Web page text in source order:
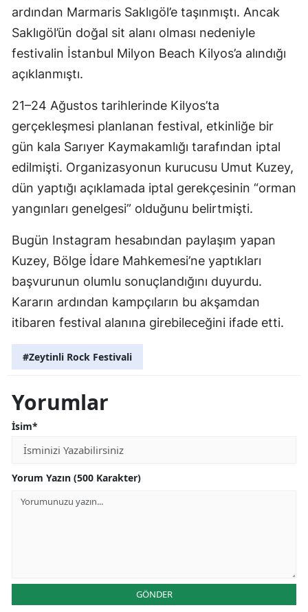
ardından Marmaris Saklıgöl’e taşınmıştı. Ancak
Saklıgöl’ün doğal sit alanı olması nedeniyle
festivalin İstanbul Milyon Beach Kilyos’a alındığı
açıklanmıştı.
21–24 Ağustos tarihlerinde Kilyos’ta
gerçekleşmesi planlanan festival, etkinliğe bir
gün kala Sarıyer Kaymakamlığı tarafından iptal
edilmişti. Organizasyonun kurucusu Umut Kuzey,
dün yaptığı açıklamada iptal gerekçesinin “orman
yangınları genelgesi” olduğunu belirtmişti.
Bugün Instagram hesabından paylaşım yapan
Kuzey, Bölge İdare Mahkemesi’ne yaptıkları
başvurunun olumlu sonuçlandığını duyurdu.
Kararın ardından kampçıların bu akşamdan
itibaren festival alanına girebileceğini ifade etti.
#Zeytinli Rock Festivali
Yorumlar
İsim*
Yorum Yazın (500 Karakter)
GÖNDER